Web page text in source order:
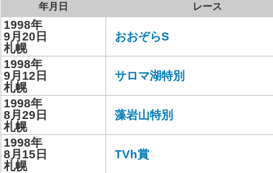
年月日 レース
1998年
9月20日
札幌
おおぞらS
1998年
9月12日
札幌
サロマ湖特別
1998年
8月29日
札幌
藻岩山特別
1998年
8月15日
札幌
TVh賞